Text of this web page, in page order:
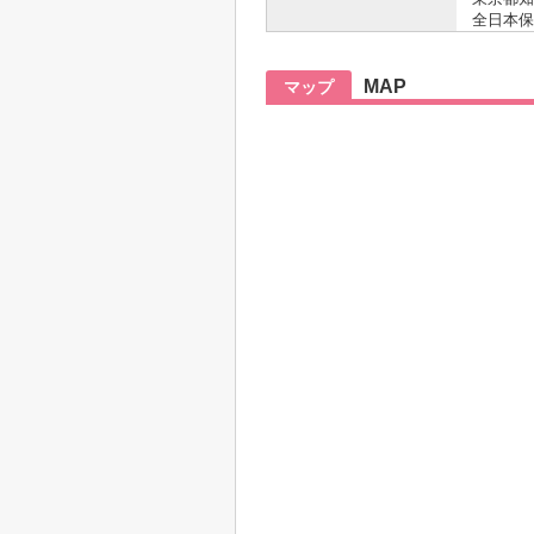
全日本
マップ MAP